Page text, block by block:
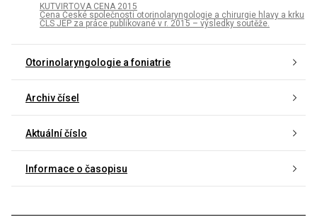
KUTVIRTOVA CENA 2015
Cena České společnosti otorinolaryngologie a chirurgie hlavy a krku
ČLS JEP za práce publikované v r. 2015 – výsledky soutěže.
Otorinolaryngologie a foniatrie
Archiv čísel
Aktuální číslo
Informace o časopisu